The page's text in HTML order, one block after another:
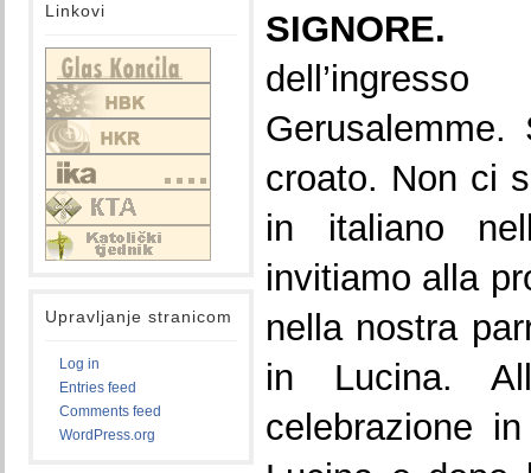
Linkovi
Upravljanje stranicom
Log in
Entries feed
Comments feed
WordPress.org
croato. Non ci
in italiano
invitiamo alla
nella nostra
in Lucina.
celebrazione